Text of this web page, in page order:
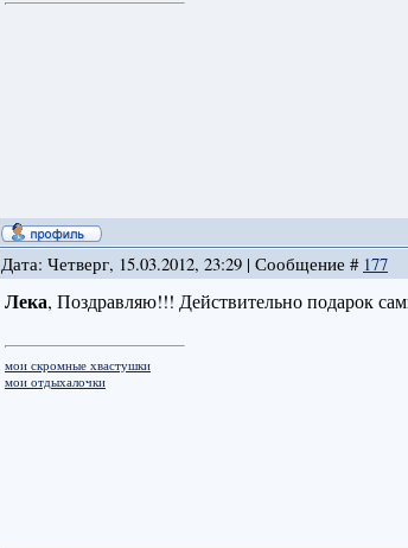
Дата: Четверг, 15.03.2012, 23:29 | Сообщение # 177
Лека, Поздравляю!!! Действительно подарок
мои скромные хвастушки
мои отдыхалочки